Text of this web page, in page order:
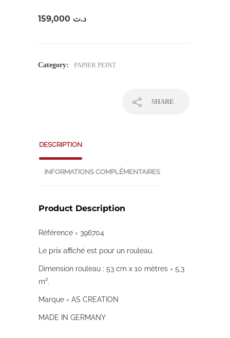
د.ت
Category: PAPIER PEINT
SHARE
DESCRIPTION
INFORMATIONS COMPLÉMENTAIRES
Product Description
Référence = 396704
Le prix affiché est pour un rouleau.
Dimension rouleau : 53 cm x 10 mètres = 5,3
m².
Marque = AS CREATION
MADE IN GERMANY